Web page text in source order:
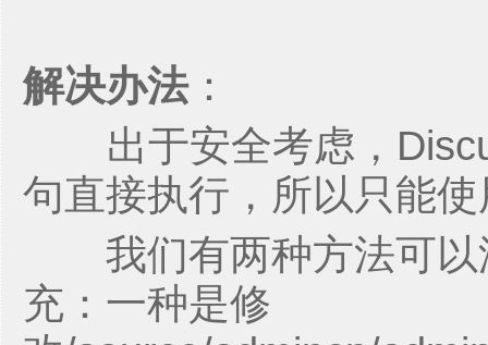
解决办法：
出于安全考虑，
句直接执行，所以只能
我们有两种方法可以
充：一种是修